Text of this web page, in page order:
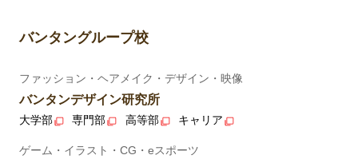
バンタングループ校
ファッション・ヘアメイク・デザイン・映像
バンタンデザイン研究所
大学部 専門部 高等部 キャリア
ゲーム・イラスト・CG・eスポーツ